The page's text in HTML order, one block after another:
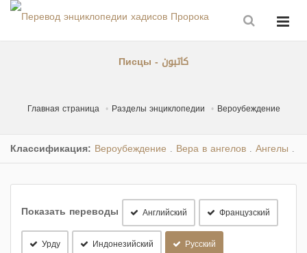
Писцы - كاتبون
Главная страница Разделы энциклопедии Вероубеждение
Классификация: Вероубеждение Вера в ангелов Ангелы
Показать переводы Английский Французский
Урду Индонезийский Русский